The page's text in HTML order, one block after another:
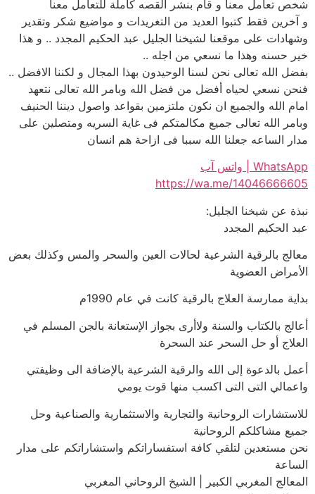
شخص تعامل معنا و قام بنشر القصه كاملة للتعامل معنا
و آخرين فقط كتبوا العديد من التغريدات و مواضيع شكر وتقدير
وشهادات على موقعنا لشيخنا الجليل عبد الحكيم المجدد .. و هذا
خير حسنه وهذا ما نسعي من اجله ..
بفضل الله تعالى نحن لسنا الوحيدون بهذا المجال و لكننا الافضل ..
فنحن نسعي لحياه أفضل من فضل الله وبامر الله تعالى نتعهد
امام الله والجميع ان نكون ملتزمين بقواعد واصول ديننا الحنيف
وبامر الله تعالى جميع مكالمتكم فى غاية السريه ومتصلين على
مدار الساعه جعلنا الله سببا فى ازاحة هم انسان
WhatsApp | واتس آب
https://wa.me/14046666605
نبذة عن شيخنا الجليل:
عبد الحكيم المجدد
معالج بالرقية الشرعية لحالات العين والسحر والمس وكذلك بعض
الأمراض العضوية
بداية ممارسة العلاج بالرقية كانت في عام 1990م
أعالج بالكتاب والسنة ولاأرى بجواز الإستعانة بالجن المسلم في
العلاج أو حل السحر عند السحرة
أعمل بالدعوة إلى الله والرقية الشرعية بالإضافة الى وظيفتي
واعمالي التى التى اكسب منها قوت يومي
للاستشارات الروحانية والتجارية والاستثمارية والصناعية وحل
جميع مشاكلكم الروحانية
نحن مستعدين لتلقي كافة استفساراتكم واستشاراتكم على مدار
الساعة
المعالج المغربي الكبير | الشيخ الروحاني المغربي